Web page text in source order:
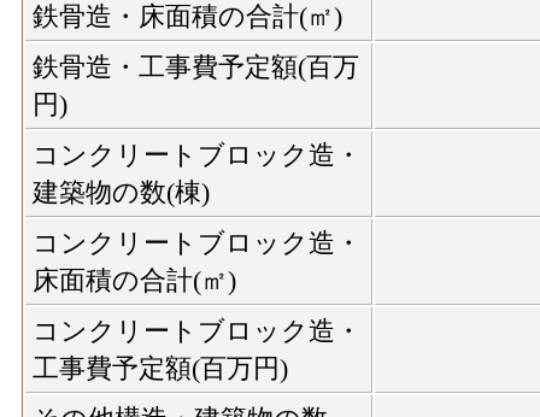
鉄骨造・床面積の合計(㎡)
鉄骨造・工事費予定額(百万
円)
コンクリートブロック造・
建築物の数(棟)
コンクリートブロック造・
床面積の合計(㎡)
コンクリートブロック造・
工事費予定額(百万円)